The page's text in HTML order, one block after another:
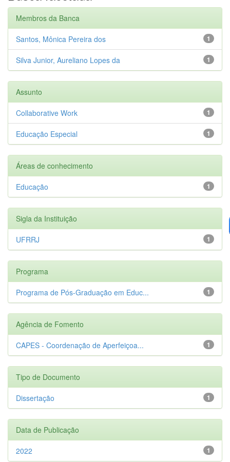
Membros da Banca
1
Santos, Mônica Pereira dos
1
Silva Junior, Aureliano Lopes da
Assunto
1
Collaborative Work
1
Educação Especial
Áreas de conhecimento
1
Educação
Sigla da Instituição
1
UFRRJ
Programa
1
Programa de Pós-Graduação em Educ...
Agência de Fomento
1
CAPES - Coordenação de Aperfeiçoa...
Tipo de Documento
1
Dissertação
Data de Publicação
1
2022